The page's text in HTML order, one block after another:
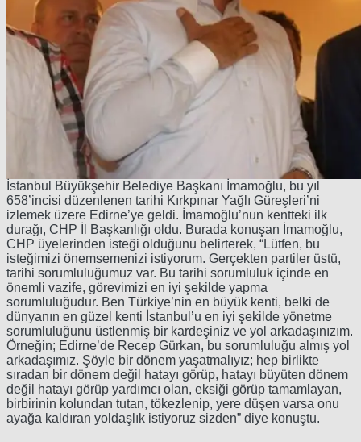
İstanbul Büyükşehir Belediye Başkanı İmamoğlu, bu yıl
658’incisi düzenlenen tarihi Kırkpınar Yağlı Güreşleri’ni
izlemek üzere Edirne’ye geldi. İmamoğlu’nun kentteki ilk
durağı, CHP İl Başkanlığı oldu. Burada konuşan İmamoğlu,
CHP üyelerinden isteği olduğunu belirterek, “Lütfen, bu
isteğimizi önemsemenizi istiyorum. Gerçekten partiler üstü,
tarihi sorumluluğumuz var. Bu tarihi sorumluluk içinde en
önemli vazife, görevimizi en iyi şekilde yapma
sorumluluğudur. Ben Türkiye’nin en büyük kenti, belki de
dünyanın en güzel kenti İstanbul’u en iyi şekilde yönetme
sorumluluğunu üstlenmiş bir kardeşiniz ve yol arkadaşınızım.
Örneğin; Edirne’de Recep Gürkan, bu sorumluluğu almış yol
arkadaşımız. Şöyle bir dönem yaşatmalıyız; hep birlikte
sıradan bir dönem değil hatayı görüp, hatayı büyüten dönem
değil hatayı görüp yardımcı olan, eksiği görüp tamamlayan,
birbirinin kolundan tutan, tökezlenip, yere düşen varsa onu
ayağa kaldıran yoldaşlık istiyoruz sizden” diye konuştu.